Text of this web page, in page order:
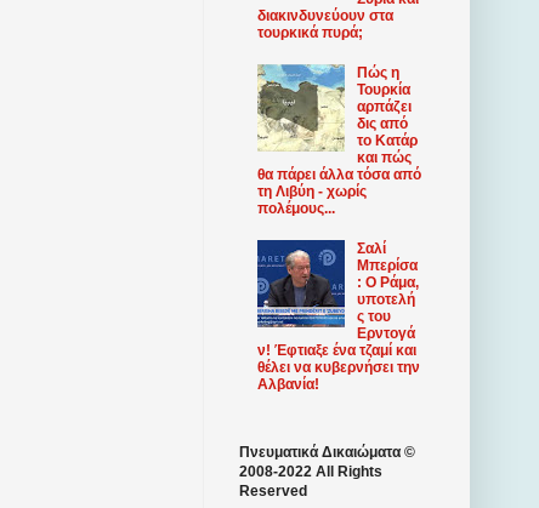
διακινδυνεύουν στα
τουρκικά πυρά;
Πώς η
Τουρκία
αρπάζει
δις από
το Κατάρ
και πώς
θα πάρει άλλα τόσα από
τη Λιβύη - χωρίς
πολέμους...
Σαλί
Μπερίσα
: Ο Ράμα,
υποτελή
ς του
Ερντογά
ν! Έφτιαξε ένα τζαμί και
θέλει να κυβερνήσει την
Αλβανία!
Πνευματικά Δικαιώματα ©
2008-2022 All Rights
Reserved